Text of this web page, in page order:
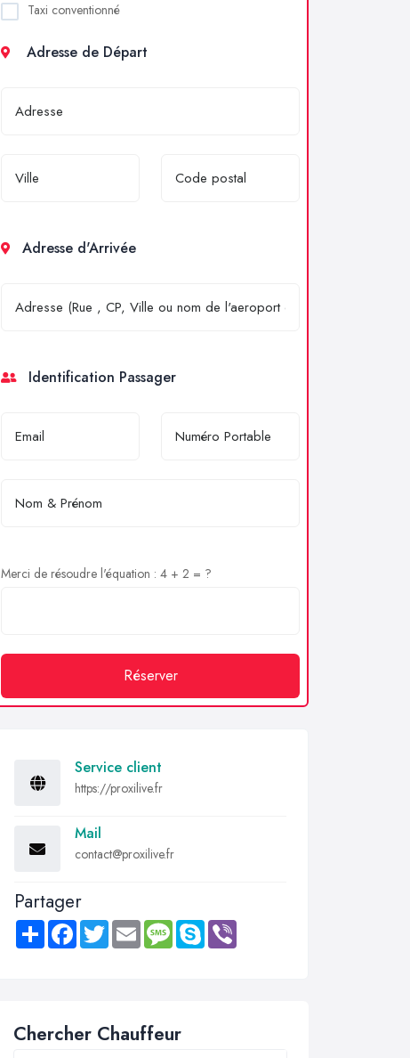
Taxi conventionné
Adresse de Départ
Adresse d'Arrivée
Identification Passager
Merci de résoudre l'équation : 4 + 2 = ?
Réserver
Service client
https://proxilive.fr
Mail
contact@proxilive.fr
Partager
Share FacebookTwitter Email MessageSkype
Chercher Chauffeur